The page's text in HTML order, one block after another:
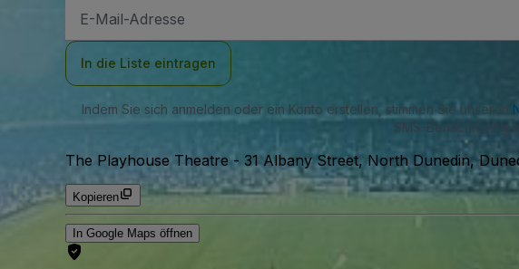
Mail-
In die Liste eintragen
Indem Sie sich anmelden oder ein Konto erstellen, stimmen Sie unseren
SMS-
The Playhouse Theatre- 31 Albany Street, North Dunedin,
Kopieren
In Google Maps öffnen